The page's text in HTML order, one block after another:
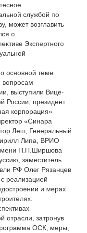
службой по
может возглавить
о
Экспертного
основной теме
вопросам
выступили Вице-
России, президент
корпорация»
«Синара
Леш, Генеральный
Липа, ВРИО
имени П.П.Ширшова
заместитель
РФ Олег Рязанцев
реализацией
и мерах
отрасли, затронув
ОСК, меры,